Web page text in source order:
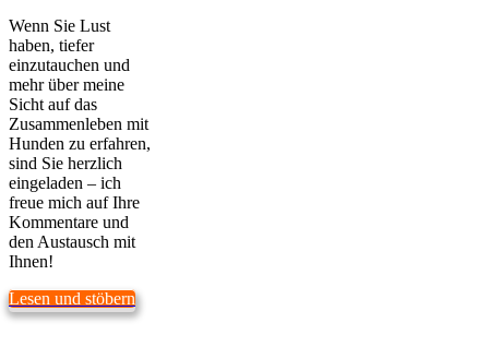
Wenn Sie Lust
haben, tiefer
einzutauchen und
mehr über meine
Sicht auf das
Zusammenleben mit
Hunden zu erfahren,
sind Sie herzlich
eingeladen – ich
freue mich auf Ihre
Kommentare und
den Austausch mit
Ihnen!
Lesen und stöbern